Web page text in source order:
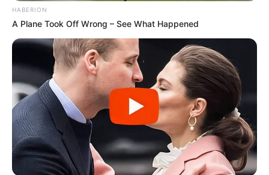
HABERION
A Plane Took Off Wrong – See What Happened